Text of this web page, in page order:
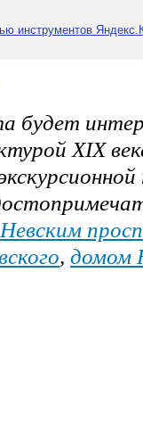
инструментов
будет
XIX
Невским
, домом